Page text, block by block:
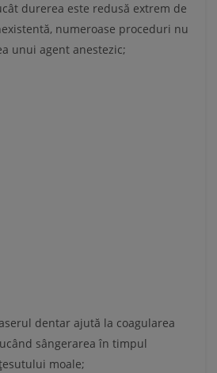
durerea este redusă extrem de
numeroase proceduri nu
unui agent anestezic;
dentar ajută la coagularea
sângerarea în timpul
moale;